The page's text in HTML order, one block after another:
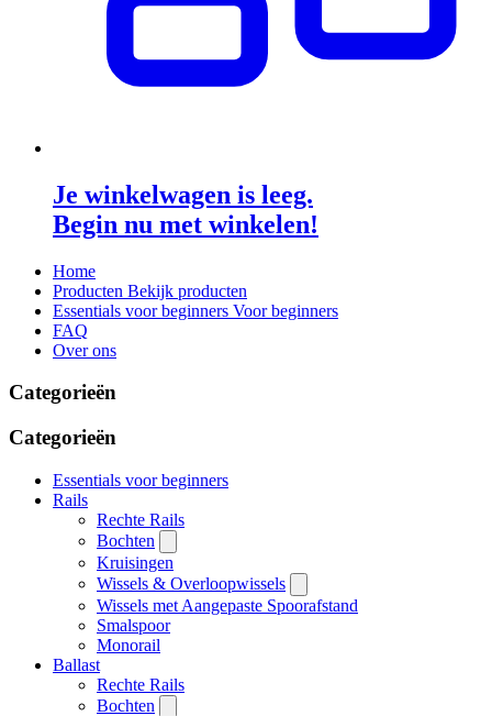
Je winkelwagen is leeg.
Begin nu met winkelen!
Home
Producten Bekijk producten
Essentials voor beginners Voor beginners
FAQ
Over ons
Categorieën
Categorieën
Essentials voor beginners
Rails
Rechte Rails
Bochten
Kruisingen
Wissels & Overloopwissels
Wissels met Aangepaste Spoorafstand
Smalspoor
Monorail
Ballast
Rechte Rails
Bochten